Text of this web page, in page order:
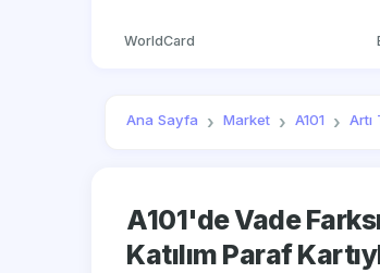
WorldCard
Ana Sayfa Market A101 Artı
A101'de Vade
Katılım Paraf